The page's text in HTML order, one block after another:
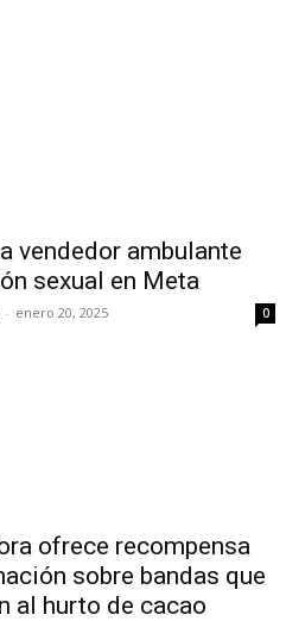
vendedor ambulante
sexual en Meta
- enero 20, 2025 0
ofrece recompensa
sobre bandas que
al hurto de cacao